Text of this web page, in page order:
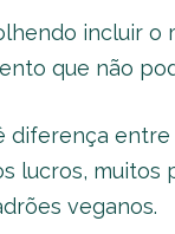
incluir o
que não
diferença
lucros,
veganos.